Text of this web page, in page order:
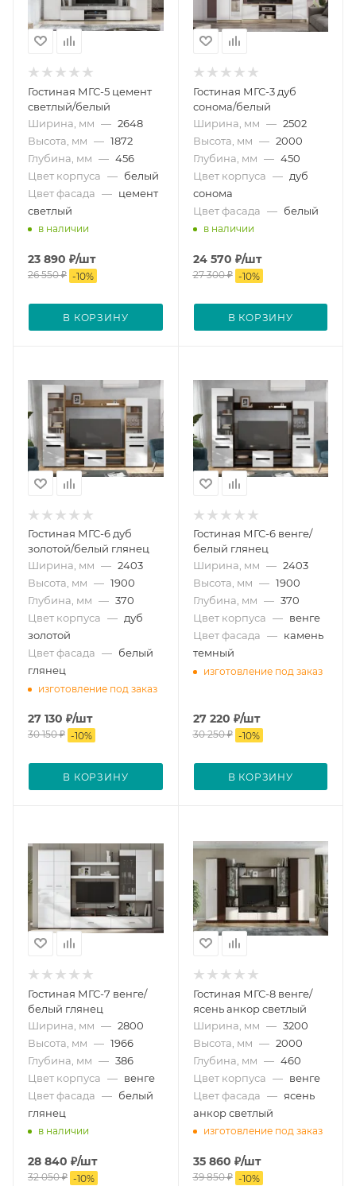
Гостиная МГС-5 цемент
светлый/белый
Ширина, мм — 2648
Высота, мм — 1872
Глубина, мм — 456
Цвет корпуса — белый
Цвет фасада — цемент
светлый
в наличии
23 890 ₽/шт
26 550₽ -10%
В КОРЗИНУ
Гостиная МГС-3 дуб
сонома/белый
Ширина, мм — 2502
Высота, мм — 2000
Глубина, мм — 450
Цвет корпуса — дуб
сонома
Цвет фасада — белый
в наличии
24 570 ₽/шт
27 300₽ -10%
В КОРЗИНУ
Гостиная МГС-6 дуб
золотой/белый глянец
Ширина, мм — 2403
Высота, мм — 1900
Глубина, мм — 370
Цвет корпуса — дуб
золотой
Цвет фасада — белый
глянец
изготовление под заказ
27 130 ₽/шт
30 150₽ -10%
В КОРЗИНУ
Гостиная МГС-6 венге/
белый глянец
Ширина, мм — 2403
Высота, мм — 1900
Глубина, мм — 370
Цвет корпуса — венге
Цвет фасада — камень
темный
изготовление под заказ
27 220 ₽/шт
30 250₽ -10%
В КОРЗИНУ
Гостиная МГС-7 венге/
белый глянец
Ширина, мм — 2800
Высота, мм — 1966
Глубина, мм — 386
Цвет корпуса — венге
Цвет фасада — белый
глянец
в наличии
28 840 ₽/шт
32 050₽ -10%
Гостиная МГС-8 венге/
ясень анкор светлый
Ширина, мм — 3200
Высота, мм — 2000
Глубина, мм — 460
Цвет корпуса — венге
Цвет фасада — ясень
анкор светлый
изготовление под заказ
35 860 ₽/шт
39 850₽ -10%